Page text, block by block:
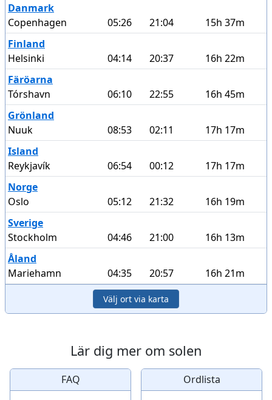
Danmark
Copenhagen
05:26 21:04
15h 37m
Finland
Helsinki
04:14 20:37
16h 22m
Färöarna
Tórshavn
06:10 22:55
16h 45m
Grönland
Nuuk
08:53 02:11
17h 17m
Island
Reykjavík
06:54 00:12
17h 17m
Norge
Oslo
05:12 21:32
16h 19m
Sverige
Stockholm
04:46 21:00
16h 13m
Åland
Mariehamn
04:35 20:57 16h 21m
Välj ort via karta
Lär dig mer om solen
FAQ Ordlista